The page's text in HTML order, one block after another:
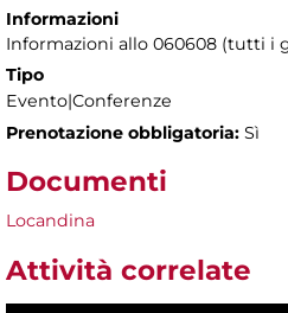
Informazioni
Informazioni allo 060608 (tutti i
Tipo
Evento|Conferenze
Prenotazione obbligatoria: Sì
Documenti
Locandina
Attività correlate